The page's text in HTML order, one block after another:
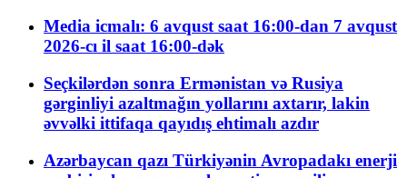
Media icmalı: 6 avqust saat 16:00-dan 7 avqust
2026-cı il saat 16:00-dək
Seçkilərdən sonra Ermənistan və Rusiya
gərginliyi azaltmağın yollarını axtarır, lakin
əvvəlki ittifaqa qayıdış ehtimalı azdır
Azərbaycan qazı Türkiyənin Avropadakı enerji